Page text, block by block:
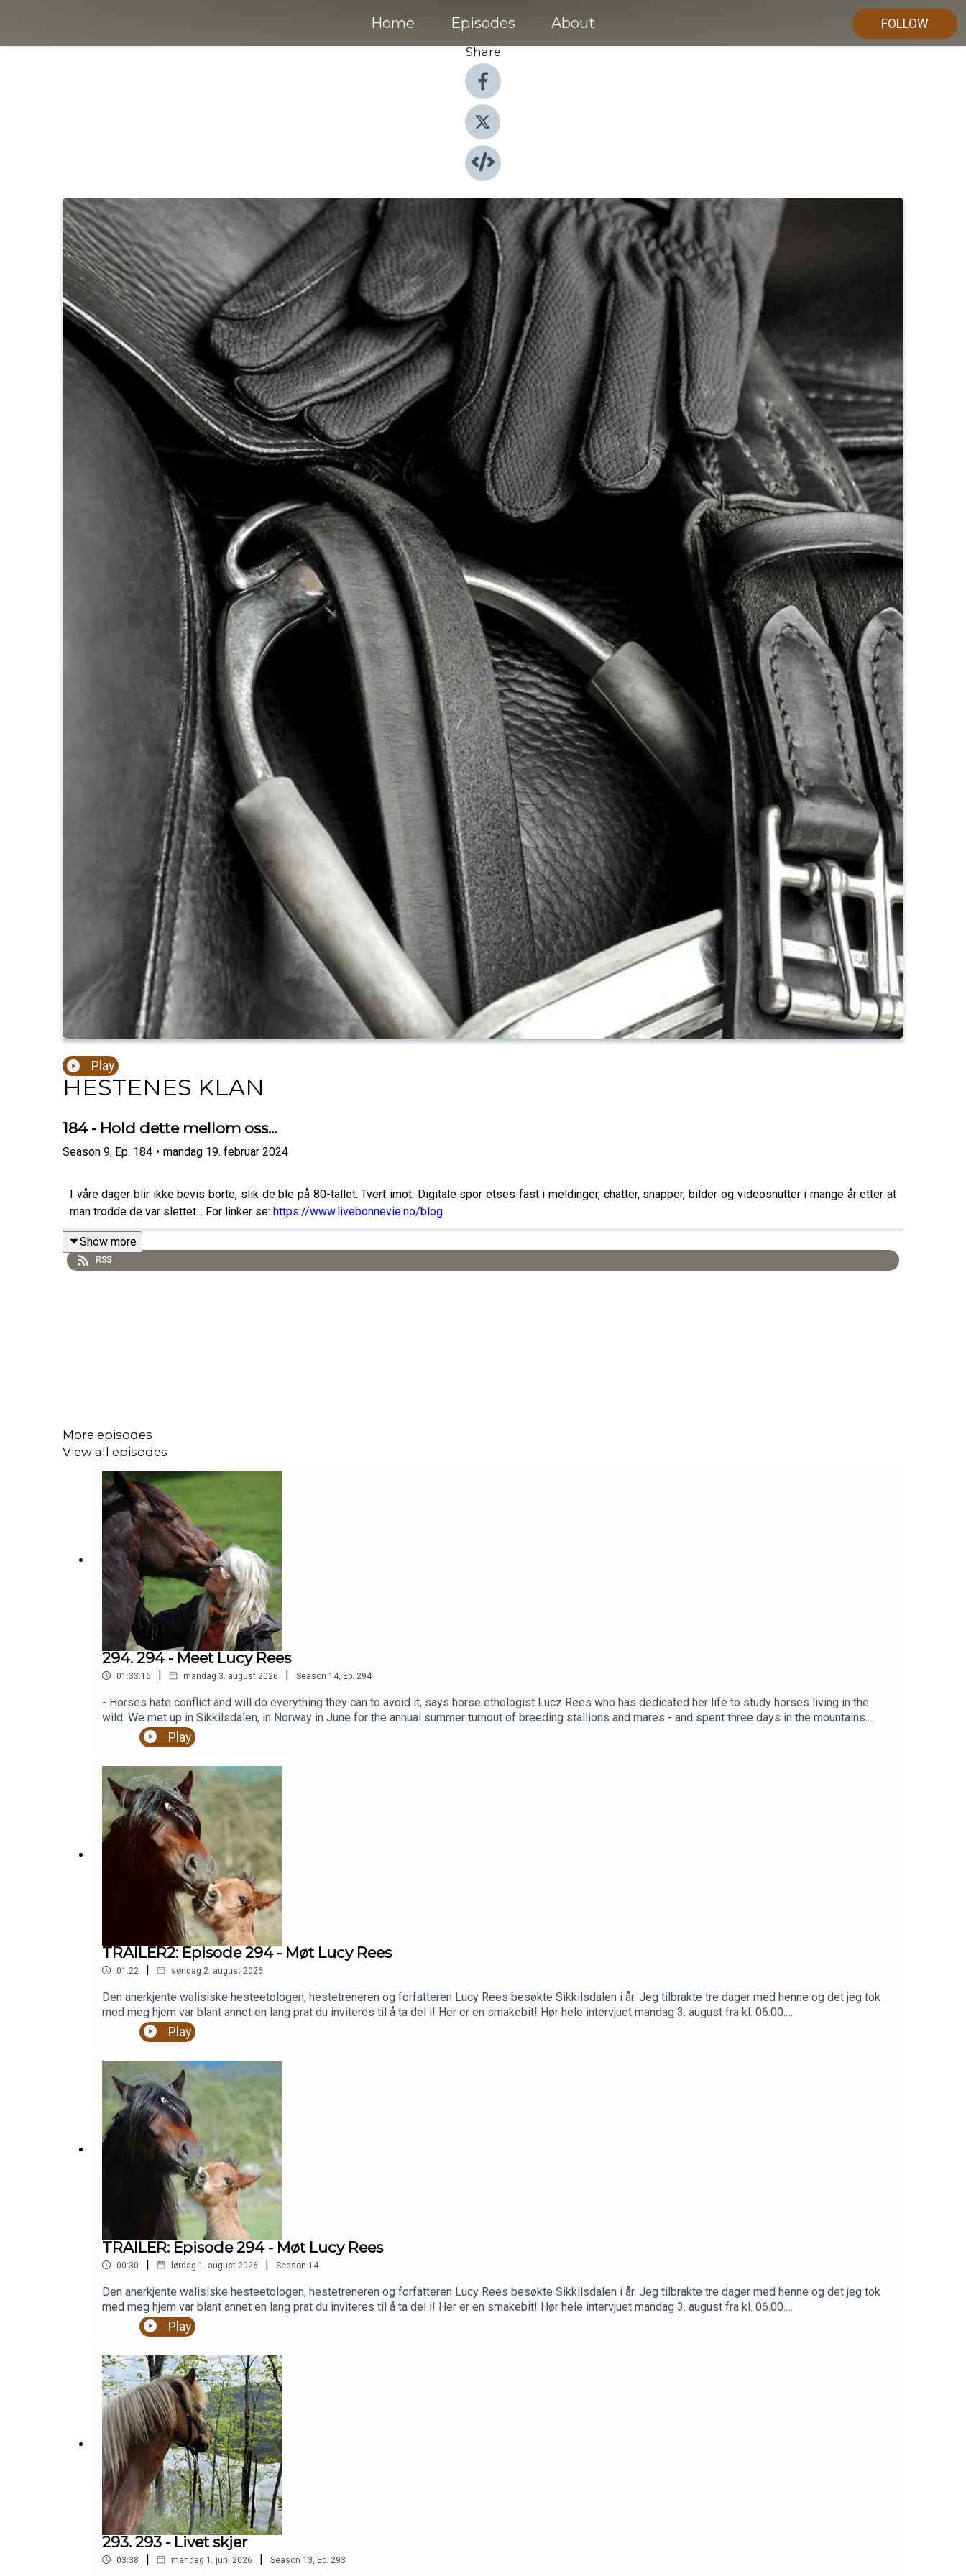
Home Episodes About
FOLLOW
Share
Play
HESTENES KLAN
184 - Hold dette mellom oss...
Season 9, Ep. 184 • mandag 19. februar 2024
I våre dager blir ikke bevis borte, slik de ble på 80-tallet. Tvert imot. Digitale spor etses fast i meldinger, chatter, snapper, bilder og videosnutter i mange år etter at
man trodde de var slettet... For linker se: https://www.livebonnevie.no/blog
Show more
RSS
More episodes
View all episodes
294. 294 - Meet Lucy Rees
01:33:16 | mandag 3. august 2026 | Season 14, Ep. 294
- Horses hate conflict and will do everything they can to avoid it, says horse ethologist Lucz Rees who has dedicated her life to study horses living in the
wild. We met up in Sikkilsdalen, in Norway in June for the annual summer turnout of breeding stallions and mares - and spent three days in the mountains.
www.livebonnevie.noLucy Rees' webpage and Facebook pageLive Bonnevie's webpage, Facebook page and Clan of the Horses Facebook Group (English)
Play
TRAILER2: Episode 294 - Møt Lucy Rees
01:22 | søndag 2. august 2026
Den anerkjente walisiske hesteetologen, hestetreneren og forfatteren Lucy Rees besøkte Sikkilsdalen i år. Jeg tilbrakte tre dager med henne og det jeg tok
med meg hjem var blant annet en lang prat du inviteres til å ta del i! Her er en smakebit! Hør hele intervjuet mandag 3. august fra kl. 06.00.
www.livebonnevie.no
Play
TRAILER: Episode 294 - Møt Lucy Rees
00:30 | lørdag 1. august 2026 | Season 14
Den anerkjente walisiske hesteetologen, hestetreneren og forfatteren Lucy Rees besøkte Sikkilsdalen i år. Jeg tilbrakte tre dager med henne og det jeg tok
med meg hjem var blant annet en lang prat du inviteres til å ta del i! Her er en smakebit! Hør hele intervjuet mandag 3. august fra kl. 06.00.
www.livebonnevie.no
Play
293. 293 - Livet skjer
03:38 | mandag 1. juni 2026 | Season 13, Ep. 293